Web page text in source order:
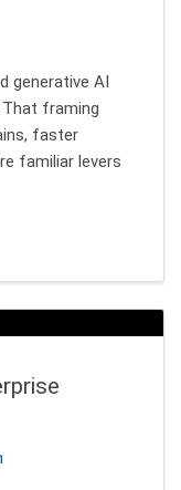
generative AI
framing
faster
familiar levers
Go from